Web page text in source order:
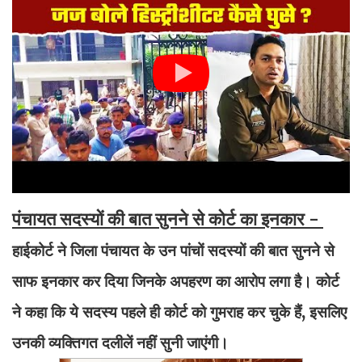
पंचायत सदस्यों की बात सुनने से कोर्ट का इनकार -
हाईकोर्ट ने जिला पंचायत के उन पांचों सदस्यों की बात सुनने से
साफ इनकार कर दिया जिनके अपहरण का आरोप लगा है। कोर्ट
ने कहा कि ये सदस्य पहले ही कोर्ट को गुमराह कर चुके हैं, इसलिए
उनकी व्यक्तिगत दलीलें नहीं सुनी जाएंगी।